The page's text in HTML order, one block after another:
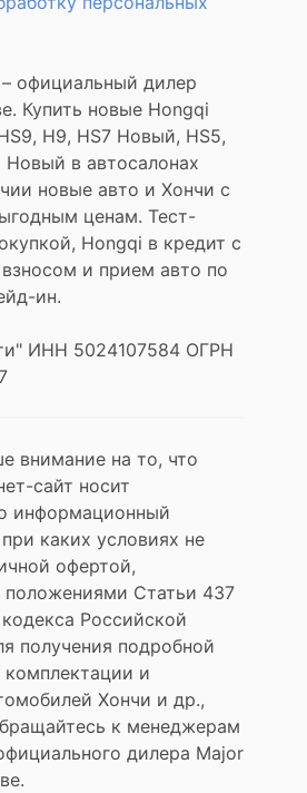
– официальный дилер
Купить новые Hongqi
H9, HS7 Новый, HS5,
Новый в автосалонах
новые авто и Хончи с
ценам. Тест-
Hongqi в кредит с
и прием авто по
ин.
ИНН 5024107584 ОГРН
внимание на то, что
сайт носит
информационный
каких условиях не
офертой,
Статьи 437
Российской
получения подробной
и
Хончи и др.,
к менеджерам
дилера Major